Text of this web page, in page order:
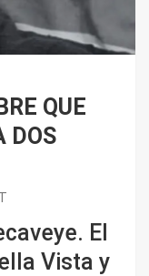
QUE
DOS
El
Vista y